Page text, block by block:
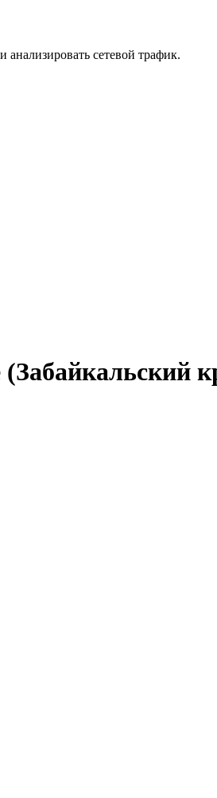
сетевой трафик.
(Забайкальский